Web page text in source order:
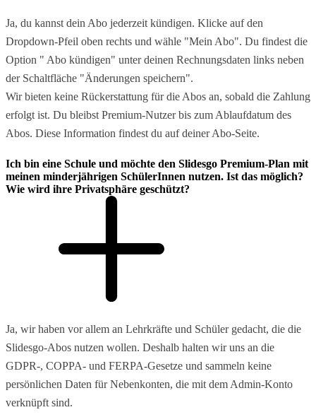
Ja, du kannst dein Abo jederzeit kündigen. Klicke auf den
Dropdown-Pfeil oben rechts und wähle "Mein Abo". Du findest die
Option " Abo kündigen" unter deinen Rechnungsdaten links neben
der Schaltfläche "Änderungen speichern".
Wir bieten keine Rückerstattung für die Abos an, sobald die Zahlung
erfolgt ist. Du bleibst Premium-Nutzer bis zum Ablaufdatum des
Abos. Diese Information findest du auf deiner Abo-Seite.
Ich bin eine Schule und möchte den Slidesgo Premium-Plan mit
meinen minderjährigen SchülerInnen nutzen. Ist das möglich?
Wie wird ihre Privatsphäre geschützt?
Ja, wir haben vor allem an Lehrkräfte und Schüler gedacht, die die
Slidesgo-Abos nutzen wollen. Deshalb halten wir uns an die
GDPR-, COPPA- und FERPA-Gesetze und sammeln keine
persönlichen Daten für Nebenkonten, die mit dem Admin-Konto
verknüpft sind.